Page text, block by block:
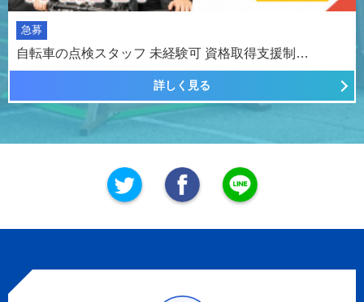
急募
自転車の点検スタッフ 未経験可 資格取得支援制…
詳しく見る